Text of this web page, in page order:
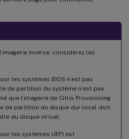
inverse, considérez les
les systèmes BIOS n’est pas
de partition du système n’est pas
que l’imagerie de Citrix Provisioning
de partition du disque dur local doit
du disque virtuel.
les systèmes UEFI est